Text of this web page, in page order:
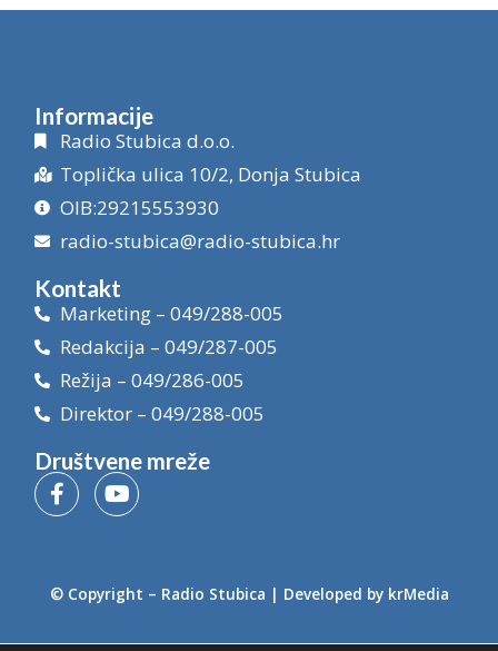
Informacije
Radio Stubica d.o.o.
Toplička ulica 10/2, Donja Stubica
OIB:29215553930
radio-stubica@radio-stubica.hr
Kontakt
Marketing – 049/288-005
Redakcija – 049/287-005
Režija – 049/286-005
Direktor – 049/288-005
Društvene mreže
© Copyright – Radio Stubica | Developed by krMedia